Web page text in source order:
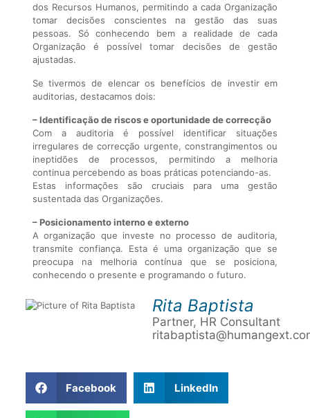
dos Recursos Humanos, permitindo a cada Organização
tomar decisões conscientes na gestão das suas
pessoas. Só conhecendo bem a realidade de cada
Organização é possível tomar decisões de gestão
ajustadas.
Se tivermos de elencar os benefícios de investir em
auditorias, destacamos dois:
– Identificação de riscos e oportunidade de correcção
Com a auditoria é possível identificar situações
irregulares de correcção urgente, constrangimentos ou
ineptidões de processos, permitindo a melhoria
continua percebendo as boas práticas potenciando-as.
Estas informações são cruciais para uma gestão
sustentada das Organizações.
– Posicionamento interno e externo
A organização que investe no processo de auditoria,
transmite confiança. Esta é uma organização que se
preocupa na melhoria contínua que se posiciona,
conhecendo o presente e programando o futuro.
Rita Baptista
Partner, HR Consultant
Facebook LinkedIn